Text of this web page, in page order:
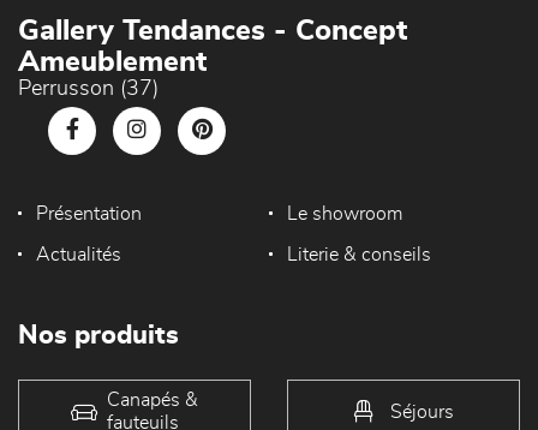
Gallery Tendances - Concept
Ameublement
Perrusson (37)
Présentation Le showroom
Actualités Literie & conseils
Nos produits
Canapés &
fauteuils
Séjours